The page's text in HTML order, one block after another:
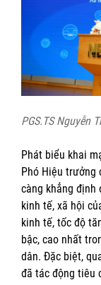
PGS.TS Nguyễn
Phát biểu khai
Phó Hiệu trưởng
càng khẳng
kinh tế, xã hội
kinh tế, tốc độ
bậc, cao nhất
dân. Đặc biệt,
đã tác động tiêu